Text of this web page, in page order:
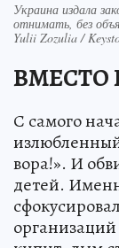
Украина издала
отнимать, без
Yulii Zozulia /
ВМЕСТО
С самого
вора!». И
детей.